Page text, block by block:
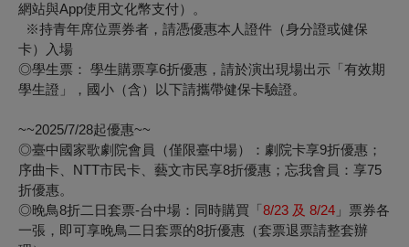
網站與App使用文化幣支付）。
※持青年席位票券者，請憑優惠本人證件（身分證或健保
卡）入場
◎學生票： 學生購票享6折優惠，請於演出現場出示「有效期
學生證」，國小（含）以下請攜帶健保卡驗證。
~~2025/7/28起優惠~~
◎臺中國家歌劇院會員（僅限臺中場）
：劇院卡享9折優惠；
序曲卡、NTT市民卡、藝文市民享8折優惠；忘我會員：享75
折優惠。
◎晚鳥8折二日套票-台中場： 同時購買「8/23 及 8/24 」票券各
一張，即可享晚鳥二日套票的8折優惠（套票退票請整套辦